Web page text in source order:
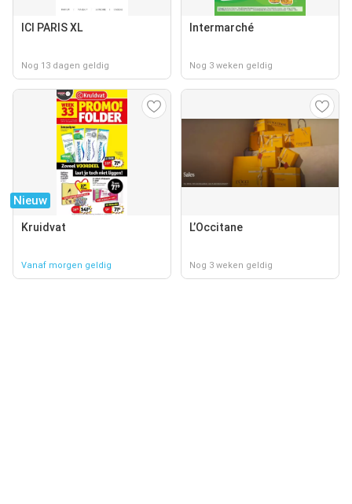
ICI PARIS XL
Nog 13 dagen geldig
Intermarché
Nog 3 weken geldig
Nieuw
Kruidvat
Vanaf morgen geldig
L’Occitane
Nog 3 weken geldig